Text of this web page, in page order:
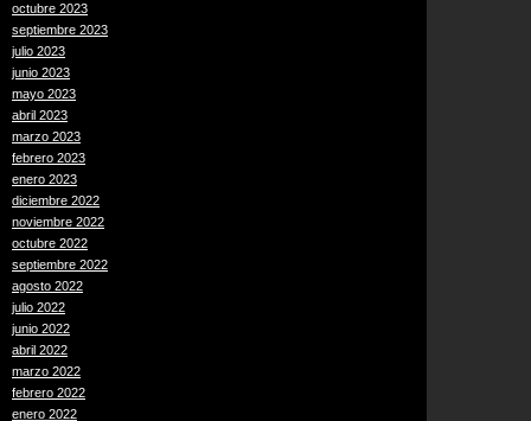
octubre 2023
septiembre 2023
julio 2023
junio 2023
mayo 2023
abril 2023
marzo 2023
febrero 2023
enero 2023
diciembre 2022
noviembre 2022
octubre 2022
septiembre 2022
agosto 2022
julio 2022
junio 2022
abril 2022
marzo 2022
febrero 2022
enero 2022